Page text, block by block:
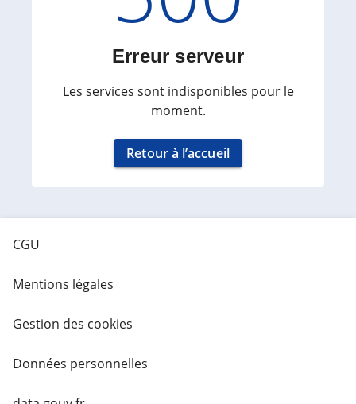
Erreur serveur
Les services sont indisponibles pour le
moment.
Retour à l’accueil
CGU
Mentions légales
Gestion des cookies
Données personnelles